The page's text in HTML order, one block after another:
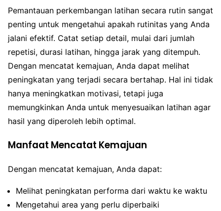
Pemantauan perkembangan latihan secara rutin sangat
penting untuk mengetahui apakah rutinitas yang Anda
jalani efektif. Catat setiap detail, mulai dari jumlah
repetisi, durasi latihan, hingga jarak yang ditempuh.
Dengan mencatat kemajuan, Anda dapat melihat
peningkatan yang terjadi secara bertahap. Hal ini tidak
hanya meningkatkan motivasi, tetapi juga
memungkinkan Anda untuk menyesuaikan latihan agar
hasil yang diperoleh lebih optimal.
Manfaat Mencatat Kemajuan
Dengan mencatat kemajuan, Anda dapat:
Melihat peningkatan performa dari waktu ke waktu
Mengetahui area yang perlu diperbaiki